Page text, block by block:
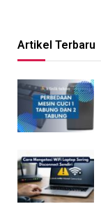
Artikel Terbaru